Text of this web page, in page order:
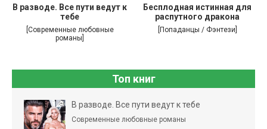
В разводе. Все пути ведут к
тебе
[Современные любовные
романы]
Бесплодная истинная для
распутного дракона
[Попаданцы / Фэнтези]
Топ книг
В разводе. Все пути ведут к тебе
Современные любовные романы